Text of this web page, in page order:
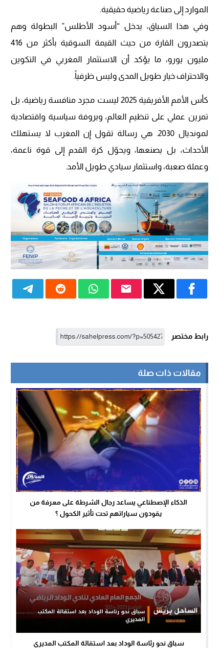
الموارد إلى صناعة رياضية حقيقية.
وفي هذا السياق، يدخل “أسود الأطلس” البطولة وهم
يتصدرون القارة من حيث القيمة السوقية بأكثر من 416
مليون يورو، ما يؤكد أن الاستثمار المغربي في التكوين
والاحتراف خيار طويل المدى وليس ظرفياً.
كأس الأمم الأفريقية 2025 ليست مجرد منافسة رياضية، بل
تمرين عملي على تنظيم العالم، وبروفة سياسية واقتصادية
لمونديال 2030. هي رسالة تقول إن المغرب لا يستهلك
الأحداث، بل يصنعها، ويحوّل كرة القدم إلى قوة ناعمة،
وعملة صعبة، واستثمار سيادي طويل الأمد.
رابط مختصر
مقالات ذات صلة
الذكاء الإصطناعي يساعد رجال الشرطة على معرفة من
يقودون سياراتهم تحت تأثير الكحول ؟
سباق نحو رئاسة الوداد بعد استقالة المكتب المديري